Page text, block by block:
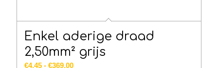
Enkel aderige draad
2,50mm² grijs
€4.45 - €369.00Prijsklasse: